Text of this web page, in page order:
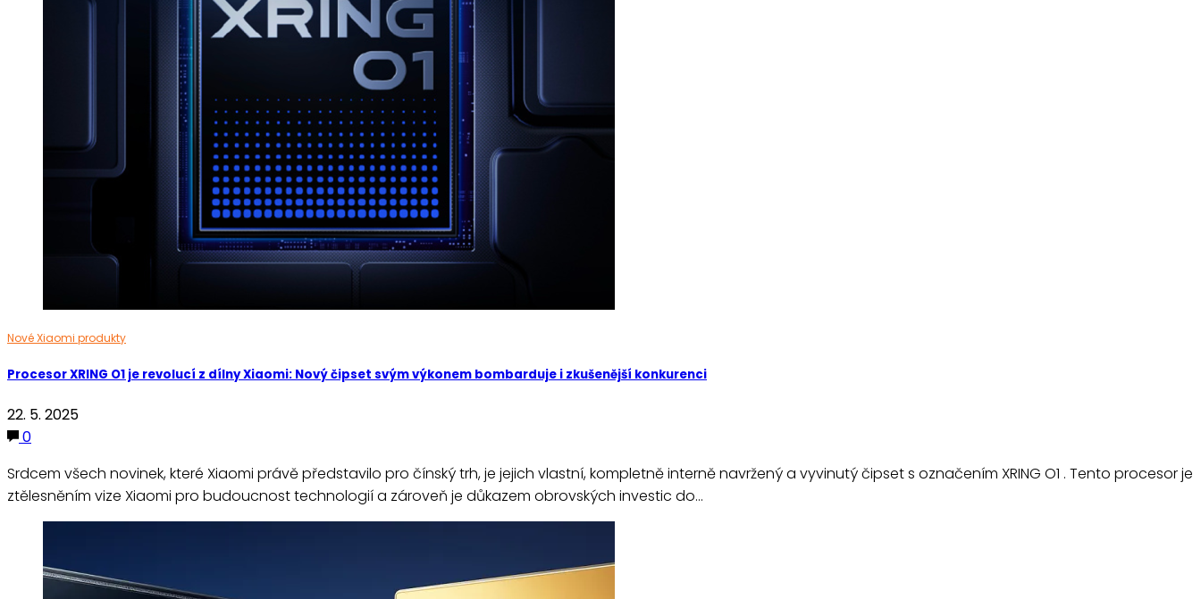
Nové Xiaomi produkty
Procesor XRING O1 je revolucí z dílny Xiaomi: Nový čipset svým výkonem bombarduje i zkušenější konkurenci
22. 5. 2025
0
Srdcem všech novinek, které Xiaomi právě představilo pro čínský trh, je jejich vlastní, kompletně interně navržený a vyvinutý čipset s označením XRING O1 . Tento procesor je
ztělesněním vize Xiaomi pro budoucnost technologií a zároveň je důkazem obrovských investic do…